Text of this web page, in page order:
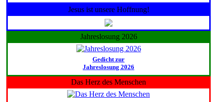
Jesus ist unsere Hoffnung!
Jahreslosung 2026
Gedicht zur
Jahreslosung 2026
Das Herz des Menschen